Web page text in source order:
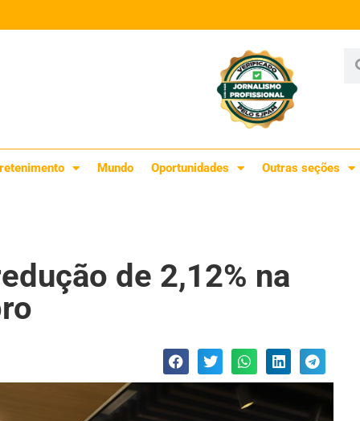
Mundo Oportunidades Outras seções
de 2,12% na